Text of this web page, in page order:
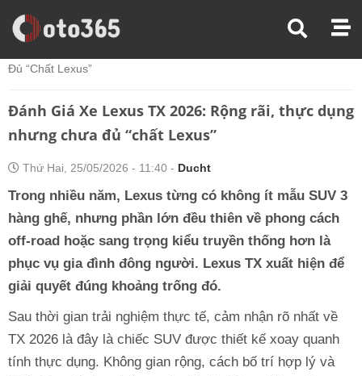
Trang Chủ
Đánh Giá Xe
Đủ “chất Lexus”
Đánh Giá Xe Lexus TX 2026: Rộng rãi, thực dụng
nhưng chưa đủ “chất Lexus”
Thứ Hai, 25/05/2026 - 11:40 - Ducht
Trong nhiều năm, Lexus từng có không ít mẫu SUV 3
hàng ghế, nhưng phần lớn đều thiên về phong cách
off-road hoặc sang trọng kiểu truyền thống hơn là
phục vụ gia đình đông người. Lexus TX xuất hiện để
giải quyết đúng khoảng trống đó.
Sau thời gian trải nghiệm thực tế, cảm nhận rõ nhất về
TX 2026 là đây là chiếc SUV được thiết kế xoay quanh
tính thực dụng. Không gian rộng, cách bố trí hợp lý và